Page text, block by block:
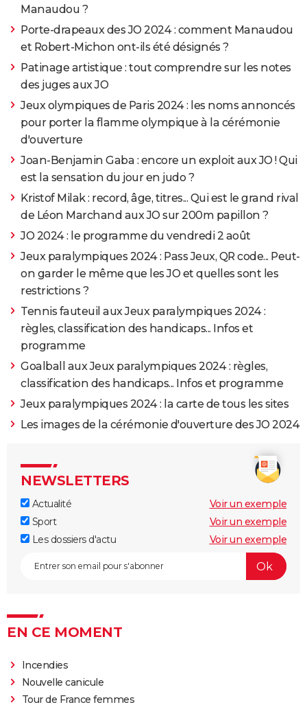
Manaudou ?
Porte-drapeaux des JO 2024 : comment Manaudou
et Robert-Michon ont-ils été désignés ?
Patinage artistique : tout comprendre sur les notes
des juges aux JO
Jeux olympiques de Paris 2024 : les noms annoncés
pour porter la flamme olympique à la cérémonie
d'ouverture
Joan-Benjamin Gaba : encore un exploit aux JO ! Qui
est la sensation du jour en judo ?
Kristof Milak : record, âge, titres... Qui est le grand rival
de Léon Marchand aux JO sur 200m papillon ?
JO 2024 : le programme du vendredi 2 août
Jeux paralympiques 2024 : Pass Jeux, QR code... Peut-
on garder le même que les JO et quelles sont les
restrictions ?
Tennis fauteuil aux Jeux paralympiques 2024 :
règles, classification des handicaps... Infos et
programme
Goalball aux Jeux paralympiques 2024 : règles,
classification des handicaps... Infos et programme
Jeux paralympiques 2024 : la carte de tous les sites
Les images de la cérémonie d'ouverture des JO 2024
NEWSLETTERS
Actualité
Voir un exemple
Sport
Voir un exemple
Les dossiers d'actu
Voir un exemple
EN CE MOMENT
Incendies
Nouvelle canicule
Tour de France femmes